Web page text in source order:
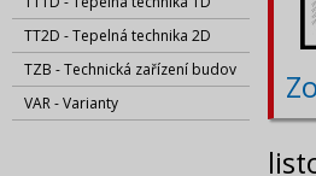
TT2D - Tepelná technika 2D
TZB - Technická zařízení budov
VAR - Varianty